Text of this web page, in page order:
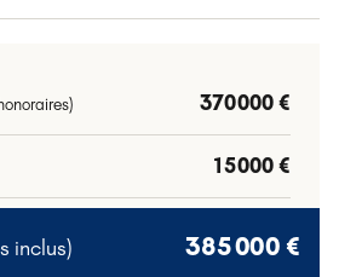
370 000 €
15 000 €
inclus) 385 000 €